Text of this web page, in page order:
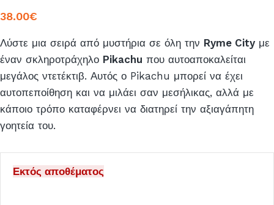
38.00€
Λύστε μια σειρά από μυστήρια σε όλη την Ryme City με
έναν σκληροτράχηλο Pikachu που αυτοαποκαλείται
μεγάλος ντετέκτιβ. Αυτός ο Pikachu μπορεί να έχει
αυτοπεποίθηση και να μιλάει σαν μεσήλικας, αλλά με
κάποιο τρόπο καταφέρνει να διατηρεί την αξιαγάπητη
γοητεία του.
Εκτός αποθέματος